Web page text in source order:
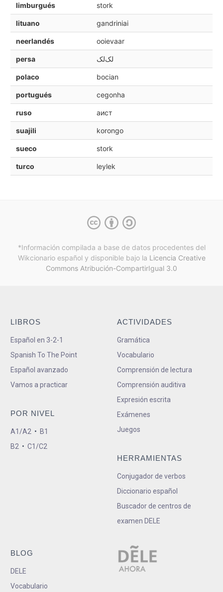
limburgués stork
lituano gandriniai
neerlandés ooievaar
persa لک‌لک
polaco bocian
portugués cegonha
ruso аист
suajili korongo
sueco stork
turco leylek
*Información compilada a base de datos procedentes del
Wikcionario español y disponible bajo la Licencia Creative
Commons Atribución-CompartirIgual 3.0
LIBROS
Español en 3-2-1
Spanish To The Point
Español avanzado
Vamos a practicar
POR NIVEL
A1/A2 • B1
B2 • C1/C2
ACTIVIDADES
Gramática
Vocabulario
Comprensión de lectura
Comprensión auditiva
Expresión escrita
Exámenes
Juegos
HERRAMIENTAS
Conjugador de verbos
Diccionario español
Buscador de centros de
examen DELE
BLOG
DELE
Vocabulario